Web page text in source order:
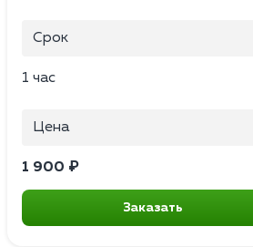
Срок
1 час
Цена
1 900 ₽
Заказать